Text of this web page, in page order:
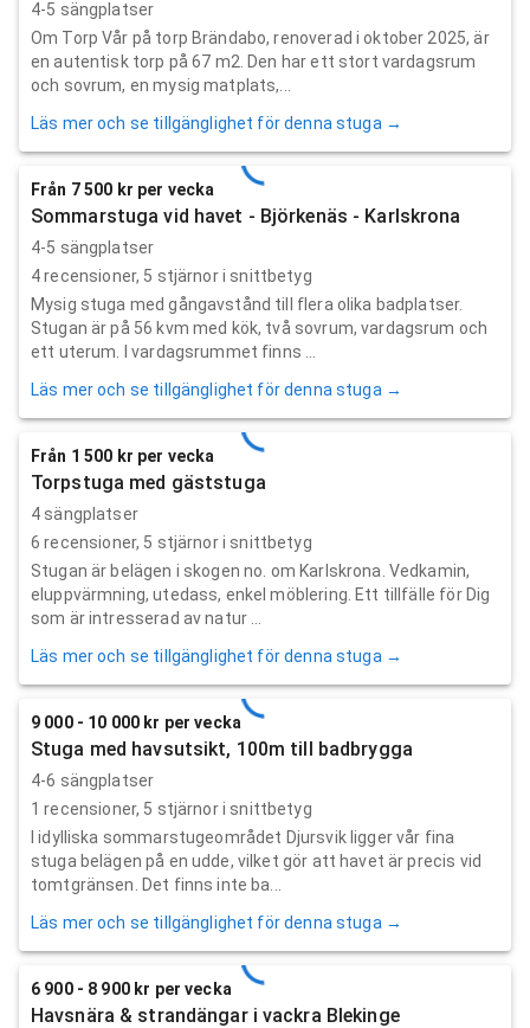
4-5 sängplatser
Om Torp Vår på torp Brändabo, renoverad i oktober 2025, är
en autentisk torp på 67 m2. Den har ett stort vardagsrum
och sovrum, en mysig matplats,...
Läs mer och se tillgänglighet för denna stuga →
Från 7 500 kr per vecka
Sommarstuga vid havet - Björkenäs - Karlskrona
4-5 sängplatser
4recensioner, 5 stjärnor i snittbetyg
Mysig stuga med gångavstånd till flera olika badplatser.
Stugan är på 56 kvm med kök, två sovrum, vardagsrum och
ett uterum. I vardagsrummet finns ...
Läs mer och se tillgänglighet för denna stuga →
Från 1 500 kr per vecka
Torpstuga med gäststuga
4 sängplatser
6 recensioner, 5 stjärnor i snittbetyg
Stugan är belägen i skogen no. om Karlskrona. Vedkamin,
eluppvärmning, utedass, enkel möblering. Ett tillfälle för Dig
som är intresserad av natur ...
Läs mer och se tillgänglighet för denna stuga →
9 000 - 10 000 kr per vecka
Stuga med havsutsikt, 100m till badbrygga
4-6 sängplatser
1 recensioner, 5 stjärnor i snittbetyg
I idylliska sommarstugeområdet Djursvik ligger vår fina
stuga belägen på en udde, vilket gör att havet är precis vid
tomtgränsen. Det finns inte ba...
Läs mer och se tillgänglighet för denna stuga →
6 900 - 8 900 kr per vecka
Havsnära & strandängar i vackra Blekinge